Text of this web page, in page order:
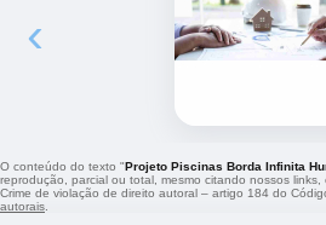
‹
O conteúdo do texto "Projeto Piscinas Borda Infinita
reprodução, parcial ou total, mesmo citando nossos
Crime de violação de direito autoral – artigo 184 do
autorais